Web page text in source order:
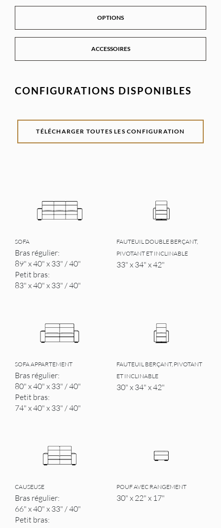
OPTIONS
ACCESSOIRES
CONFIGURATIONS DISPONIBLES
TÉLÉCHARGER TOUTES LES CONFIGURATION
SOFA
Bras régulier:
89" x 40" x 33" / 40"
Petit bras:
83" x 40" x 33" / 40"
FAUTEUIL DOUBLE BERÇANT,
PIVOTANT ET INCLINABLE
33" x 34" x 42"
SOFA APPARTEMENT
Bras régulier:
80" x 40" x 33" / 40"
Petit bras:
74" x 40" x 33" / 40"
FAUTEUIL BERÇANT, PIVOTANT
ET INCLINABLE
30" x 34" x 42"
CAUSEUSE
Bras régulier:
66" x 40" x 33" / 40"
Petit bras:
POUF AVEC RANGEMENT
30" x 22" x 17"